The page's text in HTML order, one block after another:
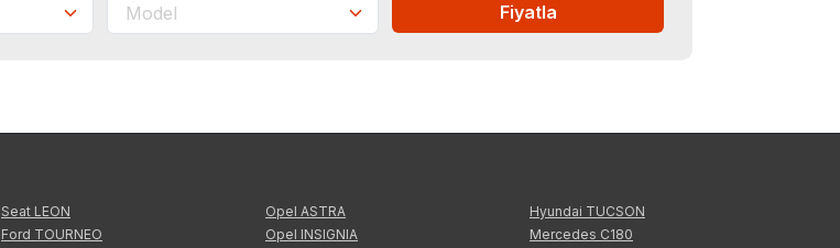
Fiyatla
Seat LEON
Ford TOURNEO
Opel ASTRA
Opel INSIGNIA
Hyundai TUCSON
Mercedes C180